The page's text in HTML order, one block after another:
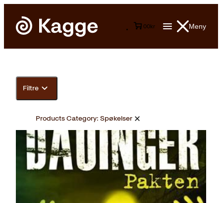
Meny
00kr
Filtre
Products Category: Spøkelser